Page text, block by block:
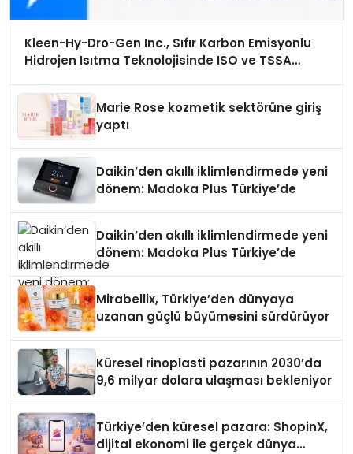
Kleen-Hy-Dro-Gen Inc., Sıfır Karbon Emisyonlu
Hidrojen Isıtma Teknolojisinde ISO ve TSSA
Marie Rose kozmetik sektörüne giriş
yaptı
Daikin’den akıllı iklimlendirmede yeni
dönem: Madoka Plus Türkiye’de
Daikin’den akıllı iklimlendirmede yeni
dönem: Madoka Plus Türkiye’de
Mirabellix, Türkiye’den dünyaya
uzanan güçlü büyümesini sürdürüyor
Küresel rinoplasti pazarının 2030’da
9,6 milyar dolara ulaşması bekleniyor
Türkiye’den küresel pazara: ShopinX,
dijital ekonomi ile gerçek dünya